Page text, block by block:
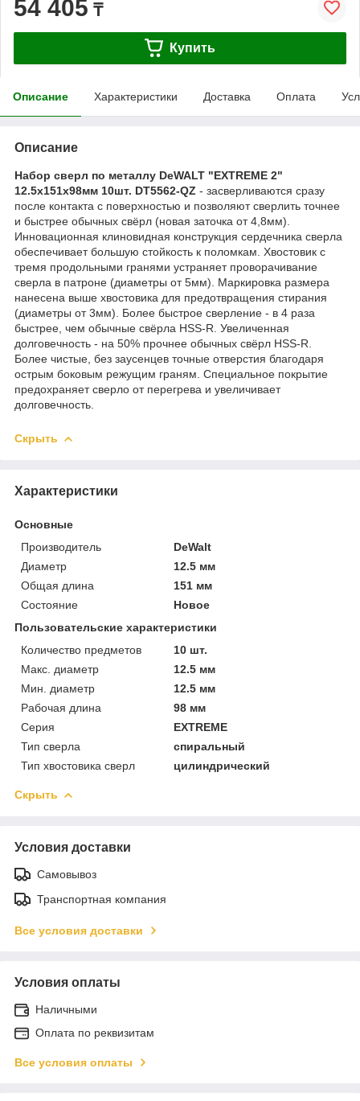
54 405 ₸
Купить
Описание Характеристики Доставка Оплата
Описание
Набор сверл по металлу DeWALT "EXTREME 2"
12.5х151х98мм 10шт. DT5562-QZ - засверливаются сразу
после контакта с поверхностью и позволяют сверлить точнее
и быстрее обычных свёрл (новая заточка от 4,8мм).
Инновационная клиновидная конструкция сердечника сверла
обеспечивает большую стойкость к поломкам. Хвостовик с
тремя продольными гранями устраняет проворачивание
сверла в патроне (диаметры от 5мм). Маркировка размера
нанесена выше хвостовика для предотвращения стирания
(диаметры от 3мм). Более быстрое сверление - в 4 раза
быстрее, чем обычные свёрла HSS-R. Увеличенная
долговечность - на 50% прочнее обычных свёрл HSS-R.
Более чистые, без заусенцев точные отверстия благодаря
острым боковым режущим граням. Специальное покрытие
предохраняет сверло от перегрева и увеличивает
долговечность.
Скрыть
Характеристики
Основные
Производитель
DeWalt
Диаметр
12.5 мм
Общая длина
151 мм
Состояние
Новое
Пользовательские характеристики
Количество предметов
10 шт.
Макс. диаметр
12.5 мм
Мин. диаметр
12.5 мм
Рабочая длина
98 мм
Серия
EXTREME
Тип сверла
спиральный
Тип хвостовика сверл
цилиндрический
Скрыть
Условия доставки
Самовывоз
Транспортная компания
Все условия доставки
Условия оплаты
Наличными
Оплата по реквизитам
Все условия оплаты